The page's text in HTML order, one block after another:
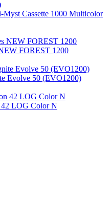
Cassette 1000 Multicolor
FOREST 1200
Evolve 50 (EVO1200)
42 LOG Color N